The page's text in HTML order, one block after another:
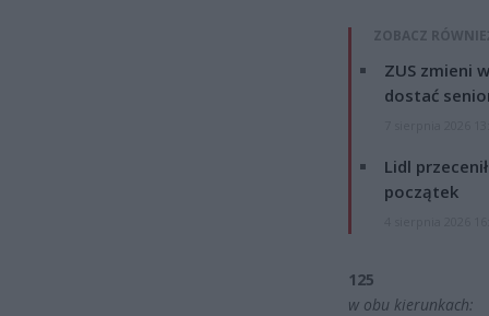
ZOBACZ
ZUS zmieni
dostać
Lidl
początek
125
w obu kierunkach: